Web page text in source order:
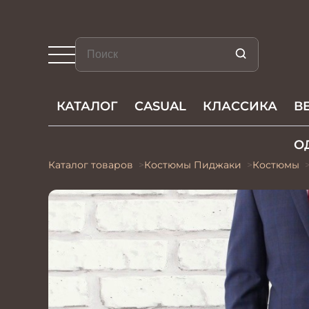
КАТАЛОГ CASUAL КЛАССИКА
Каталог товаров Костюмы Пиджаки Костюмы